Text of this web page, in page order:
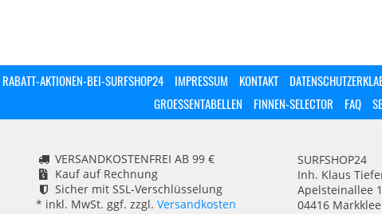
RABATT-AKTIONEN-BEI-SURFSHOP24 IMPRESSUM KONTAKT
GROESSENTABELLEN
FINNEN-SELECTOR FAQ
VERSANDKOSTENFREI AB 99 €
Kauf auf Rechnung
Sicher mit SSL-Verschlüsselung
* inkl. MwSt. ggf. zzgl. Versandkosten
SURFSHOP24
Inh. Klaus
Apelsteinallee
04416